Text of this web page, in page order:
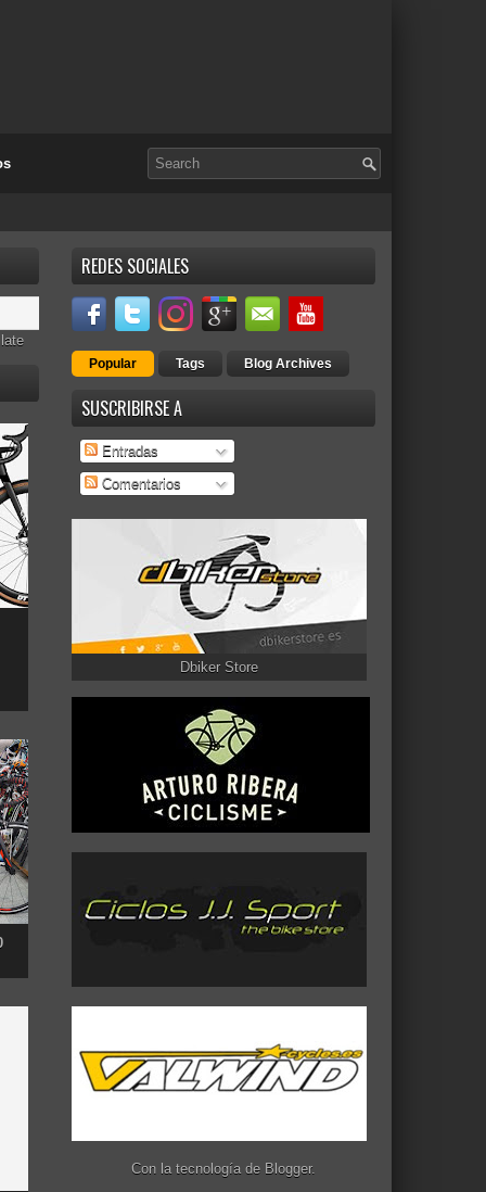
REDES SOCIALES
Popular Tags Blog Archives
SUSCRIBIRSE A
Entradas
Comentarios
Dbiker Store
Con la tecnología de Blogger.